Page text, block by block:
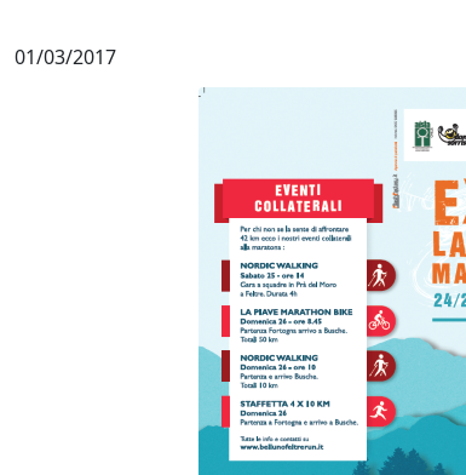
01/03/2017